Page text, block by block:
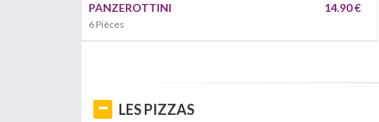
PANZEROTTINI
6 Pièces
14.90 €
LES PIZZAS